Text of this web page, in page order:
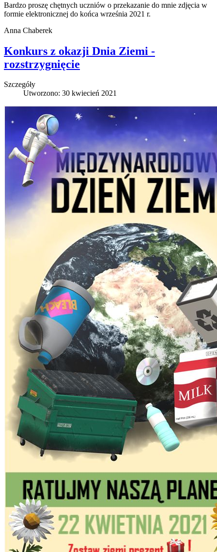
Bardzo proszę chętnych uczniów o przekazanie do mnie zdjęcia w
formie elektronicznej do końca września 2021 r.
Anna Chaberek
Konkurs z okazji Dnia Ziemi -
rozstrzygnięcie
Szczegóły
Utworzono: 30 kwiecień 2021